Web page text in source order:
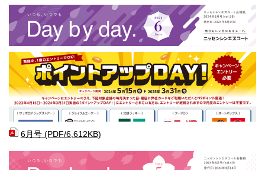
6月号 (PDF/6,612KB)